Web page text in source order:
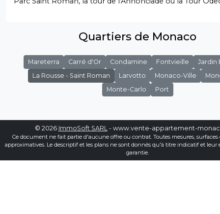
Quartiers de Monaco
Mareterra Carré d'Or Condamine Fontvieille
Jardin
La Rousse - Saint Roman
Larvotto Monaco-Ville
Monte-Carlo
Port
© 2026 ImmoSoft SARL- www.vente-appartement-
Ce document ne fait partie d'aucune offre ou contrat. Toutes mesures, surfaces
approximatives. Le descriptif et les plans ne sont donnés qu'à titre indicatif et leur
garantie.